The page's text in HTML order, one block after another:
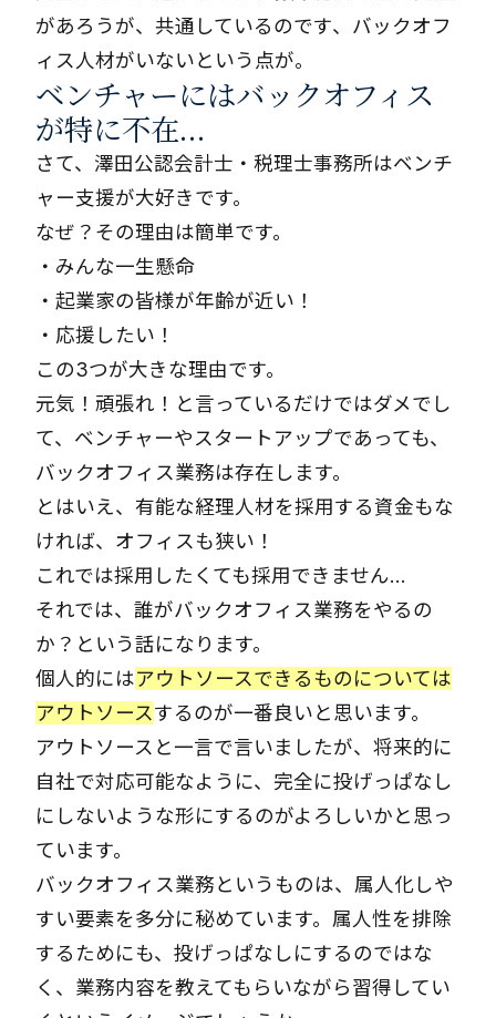
があろうが、共通しているのです、バックオフ
ィス人材がいないという点が。
ベンチャーにはバックオフィス
が特に不在…
さて、澤田公認会計士・税理士事務所はベンチ
ャー支援が大好きです。
なぜ？その理由は簡単です。
・みんな一生懸命
・起業家の皆様が年齢が近い！
・応援したい！
この3つが大きな理由です。
元気！頑張れ！と言っているだけではダメでし
て、ベンチャーやスタートアップであっても、
バックオフィス業務は存在します。
とはいえ、有能な経理人材を採用する資金もな
ければ、オフィスも狭い！
これでは採用したくても採用できません…
それでは、誰がバックオフィス業務をやるの
か？という話になります。
個人的にはアウトソースできるものについては
アウトソースするのが一番良いと思います。
アウトソースと一言で言いましたが、将来的に
自社で対応可能なように、完全に投げっぱなし
にしないような形にするのがよろしいかと思っ
ています。
バックオフィス業務というものは、属人化しや
すい要素を多分に秘めています。属人性を排除
するためにも、投げっぱなしにするのではな
く、業務内容を教えてもらいながら習得してい